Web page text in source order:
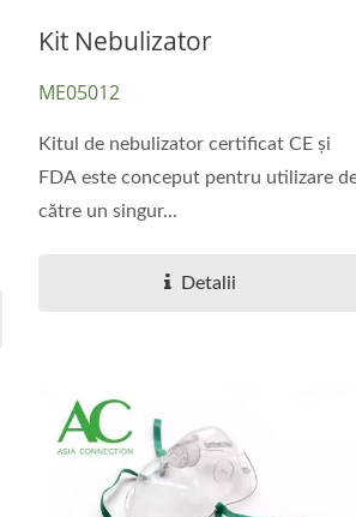
Kit Nebulizator
ME05012
Kitul de nebulizator certificat CE și
FDA este conceput pentru utilizare
către un singur...
Detalii